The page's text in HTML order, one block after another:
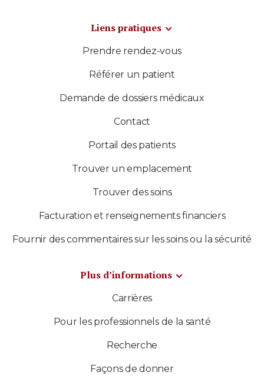
Liens pratiques
Prendre rendez-vous
Référer un patient
Demande de dossiers médicaux
Contact
Portail des patients
Trouver un emplacement
Trouver des soins
Facturation et renseignements financiers
Fournir des commentaires sur les soins ou la sécurité
Plus d’informations
Carrières
Pour les professionnels de la santé
Recherche
Façons de donner